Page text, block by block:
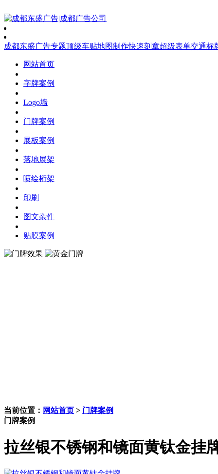
成都东盛广告专题顶级车贴地图制作快速刻章超级表单交通标
网站首页
字牌案例
Logo墙
门牌案例
展板案例
落地展架
喷绘桁架
印刷
图文杂件
贴膜案例
当前位置： 网站首页 > 门牌案例
门牌案例
拉丝银不锈钢和镜面黄钛金挂